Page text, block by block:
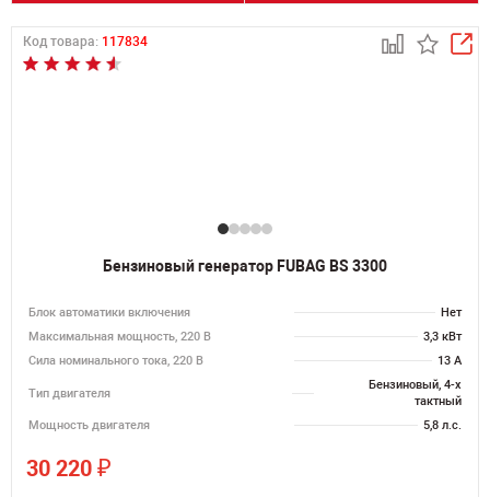
Код товара: 117834
Бензиновый генератор FUBAG BS 3300
Блок автоматики включения
Нет
Максимальная мощность, 220 В
3,3 кВт
Сила номинального тока, 220 В
13 А
Тип двигателя
Бензиновый, 4-х
тактный
Мощность двигателя
5,8 л.с.
30 220 ₽